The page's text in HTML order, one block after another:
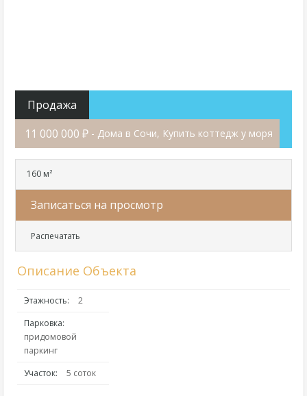
Продажа
11 000 000 ₽ - Дома в Сочи, Купить коттедж у моря
160 м²
Записаться на просмотр
Распечатать
Описание Объекта
Этажность:
2
Парковка:
придомовой
паркинг
Участок:
5 соток